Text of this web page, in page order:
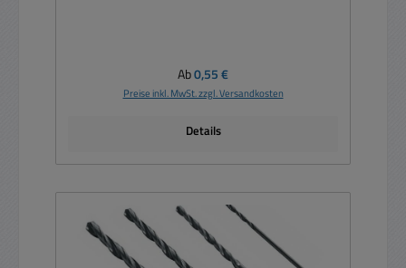
Regulärer Preis:
Ab0,55 €
Preise inkl. MwSt. zzgl. Versandkosten
Details